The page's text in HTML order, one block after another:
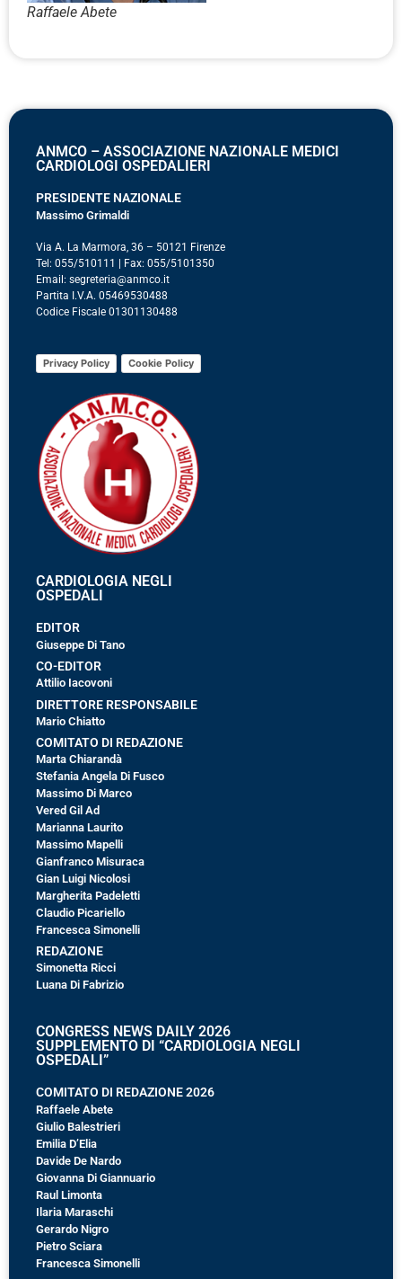
Raffaele Abete
ANMCO – ASSOCIAZIONE NAZIONALE MEDICI
CARDIOLOGI OSPEDALIERI
PRESIDENTE NAZIONALE
Massimo Grimaldi
Via A. La Marmora, 36 – 50121 Firenze
Tel: 055/510111 | Fax: 055/5101350
Email: segreteria@anmco.it
Partita I.V.A. 05469530488
Codice Fiscale 01301130488
Privacy Policy Cookie Policy
CARDIOLOGIA NEGLI
OSPEDALI
EDITOR
Giuseppe Di Tano
CO-EDITOR
Attilio Iacovoni
DIRETTORE RESPONSABILE
Mario Chiatto
COMITATO DI REDAZIONE
Marta Chiarandà
Stefania Angela Di Fusco
Massimo Di Marco
Vered Gil Ad
Marianna Laurito
Massimo Mapelli
Gianfranco Misuraca
Gian Luigi Nicolosi
Margherita Padeletti
Claudio Picariello
Francesca Simonelli
REDAZIONE
Simonetta Ricci
Luana Di Fabrizio
CONGRESS NEWS DAILY 2026
SUPPLEMENTO DI “CARDIOLOGIA NEGLI
OSPEDALI”
COMITATO DI REDAZIONE 2026
Raffaele Abete
Giulio Balestrieri
Emilia D’Elia
Davide De Nardo
Giovanna Di Giannuario
Raul Limonta
Ilaria Maraschi
Gerardo Nigro
Pietro Sciara
Francesca Simonelli